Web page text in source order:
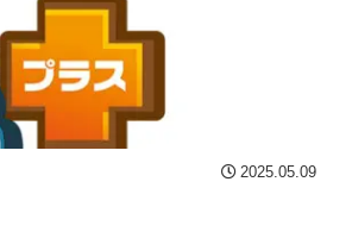
2025.05.09